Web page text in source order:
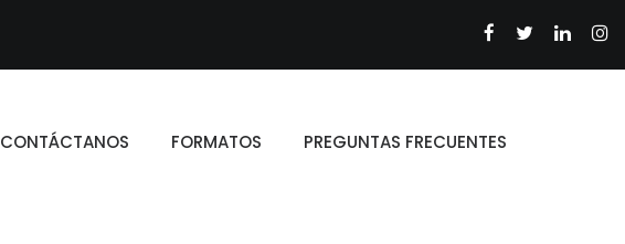
CONTÁCTANOS FORMATOS PREGUNTAS FRECUENTES